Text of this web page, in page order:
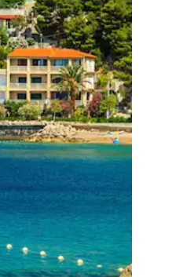
dessus et en les faisant glisser.